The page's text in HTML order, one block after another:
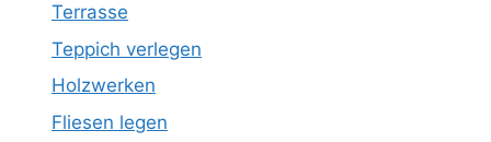
Terrasse
Teppich verlegen
Holzwerken
Fliesen legen